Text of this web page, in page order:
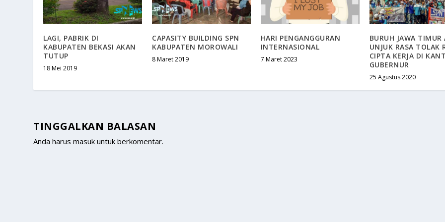
LAGI, PABRIK DI
KABUPATEN BEKASI AKAN
TUTUP
18 Mei 2019
CAPASITY BUILDING SPN
KABUPATEN MOROWALI
8 Maret 2019
HARI PENGANGGURAN
INTERNASIONAL
7 Maret 2023
BURUH JAWA TIMUR
UNJUK RASA TOLAK
CIPTA KERJA DI
GUBERNUR
25 Agustus 2020
TINGGALKAN BALASAN
Anda harusmasuk untuk berkomentar.